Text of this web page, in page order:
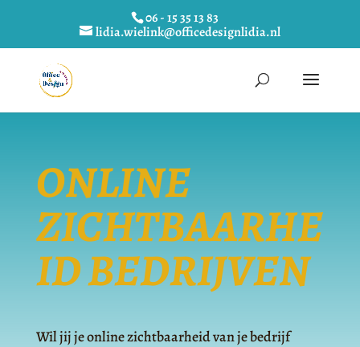
06 - 15 35 13 83
lidia.wielink@officedesignlidia.nl
ONLINE
ZICHTBAARHE
ID BEDRIJVEN
Wil jij je online zichtbaarheid van je bedrijf